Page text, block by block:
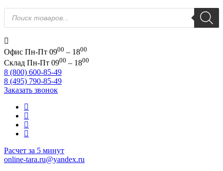
Поиск
товаров
Офис Пн-Пт 0900 – 1800
Склад Пн-Пт 0900 – 1800
8 (800) 600-85-49
8 (495) 790-85-49
Заказать звонок
Расчет за 5 минут
online-tara.ru@yandex.ru